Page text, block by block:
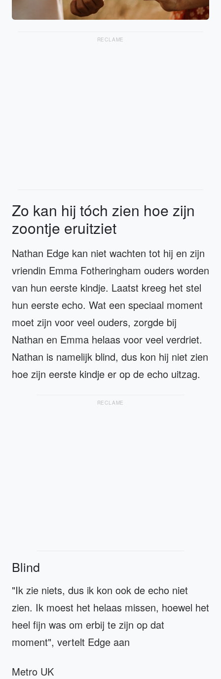
RECLAME
Zo kan hij tóch zien hoe zijn
zoontje eruitziet
Nathan Edge kan niet wachten tot hij en zijn
vriendin Emma Fotheringham ouders worden
van hun eerste kindje. Laatst kreeg het stel
hun eerste echo. Wat een speciaal moment
moet zijn voor veel ouders, zorgde bij
Nathan en Emma helaas voor veel verdriet.
Nathan is namelijk blind, dus kon hij niet zien
hoe zijn eerste kindje er op de echo uitzag.
RECLAME
Blind
"Ik zie niets, dus ik kon ook de echo niet
zien. Ik moest het helaas missen, hoewel het
heel fijn was om erbij te zijn op dat
moment", vertelt Edge aan
Metro UK